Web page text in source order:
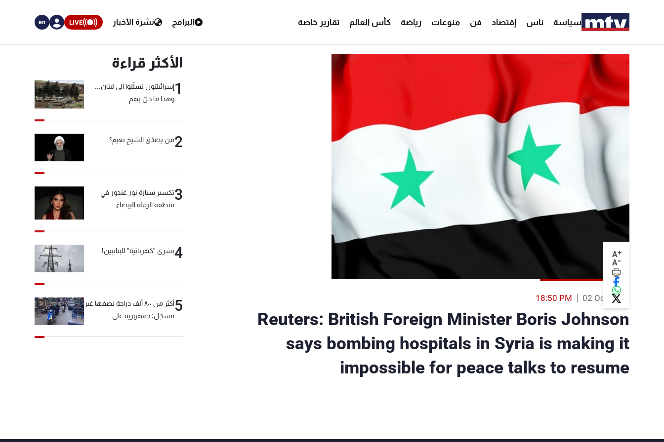
سياسة ناس إقتصاد فن منوعات رياضة كأس العالم تقارير خاصة البرامج نشرة الأخبار LIVE
en
A+
A-
02 Oct 2016
18:50 PM
Reuters: British Foreign Minister Boris Johnson
says bombing hospitals in Syria is making it
impossible for peace talks to resume
الأكثر قراءة
1إسرائيليّون تسلّلوا الى لبنان...
وهذا ما حلّ بهم
2من يصدّق الشيخ نعيم؟
3تكسير سيارة نور غندور في
منطقة الرملة البيضاء
4بشرى "كهربائية" للبنانيين!
5
أكثر من ٨٠٠ ألف دراجة نصفها غير
مسجّل: جمهورية على